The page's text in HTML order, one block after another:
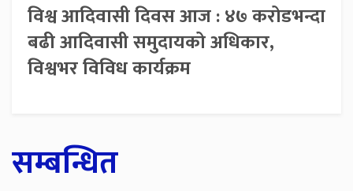
विश्व आदिवासी दिवस आज : ४७ करोडभन्दा
बढी आदिवासी समुदायको अधिकार,
विश्वभर विविध कार्यक्रम
सम्बन्धित